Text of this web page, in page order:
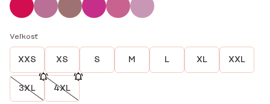
Veľkosť
XXS XS S M L XL XXL
3XL 4XL